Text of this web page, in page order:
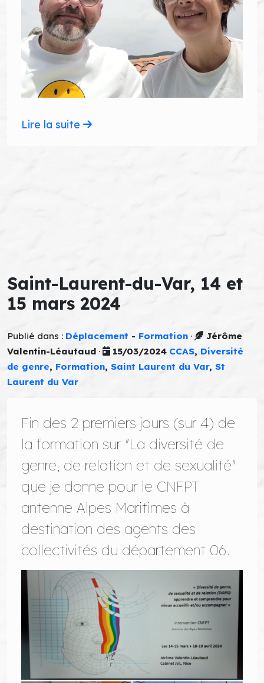
Lire la suite
Saint-Laurent-du-Var, 14 et
15 mars 2024
Publié dans : Déplacement - Formation ·
Jérôme
Valentin-Léautaud · 15/03/2024 CCAS, Diversité
de genre, Formation, Saint Laurent du Var, St
Laurent du Var
Fin des 2 premiers jours (sur 4) de
la formation sur "La diversité de
genre, de relation et de sexualité"
que je donne pour le CNFPT
antenne Alpes Maritimes à
destination des agents des
collectivités du département 06.